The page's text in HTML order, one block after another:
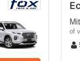
of